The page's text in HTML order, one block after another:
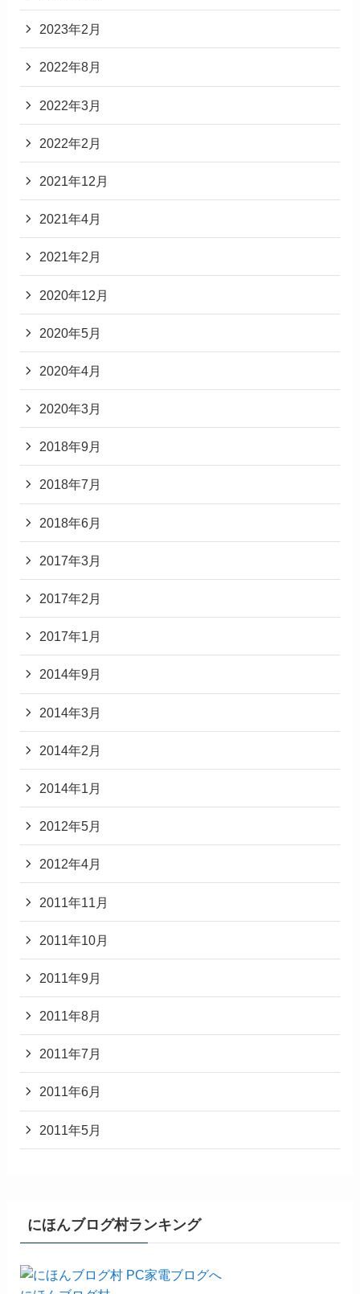
2023年2月
2022年8月
2022年3月
2022年2月
2021年12月
2021年4月
2021年2月
2020年12月
2020年5月
2020年4月
2020年3月
2018年9月
2018年7月
2018年6月
2017年3月
2017年2月
2017年1月
2014年9月
2014年3月
2014年2月
2014年1月
2012年5月
2012年4月
2011年11月
2011年10月
2011年9月
2011年8月
2011年7月
2011年6月
2011年5月
にほんブログ村ランキング